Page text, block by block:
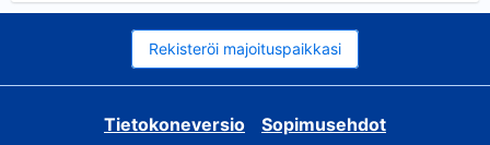
Rekisteröi majoituspaikkasi
Tietokoneversio
Sopimusehdot